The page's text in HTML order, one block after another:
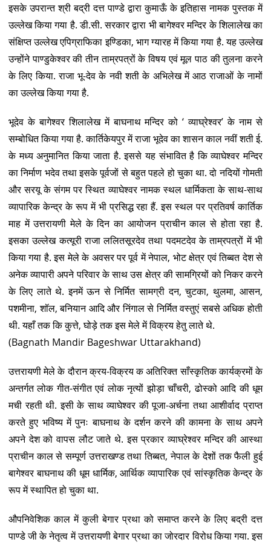
इसके उपरान्त श्री बद्री दत्त पाण्डे द्वारा कुमाऊँ के इतिहास नामक पुस्तक में
उल्लेख किया गया है. डी.सी. सरकार द्वारा भी बागेश्वर मन्दिर के शिलालेख का
संक्षिप्त उल्लेख एपिग्राफिका इण्डिका, भाग ग्यारह में किया गया है. यह उल्लेख
उन्होंने पाण्डुकेश्वर की तीन ताम्रपत्रों के विषय एवं मूल पाठ की तुलना करने
के लिए किया. राजा भू-देव के नवी शती के अभिलेख में आठ राजाओं के नामों
का उल्लेख किया गया है.
भूदेव के बागेश्वर शिलालेख में बाघनाथ मन्दिर को ‘ व्याघ्रेश्वर’ के नाम से
सम्बोधित किया गया है. कार्तिकेयपुर में राजा भूदेव का शासन काल नवीं शती ई.
के मध्य अनुमानित किया जाता है. इससे यह संभावित है कि व्याघेश्वर मन्दिर
का निर्माण भदेव तथा इसके पूर्वजों से बहुत पहले हो चुका था. दो नदियों गोमती
और सरयू के संगम पर स्थित व्याघेश्वर नामक स्थल धार्मिकता के साथ-साथ
व्यापारिक केन्द्र के रूप में भी प्रसिद्ध रहा हैं. इस स्थल पर प्रतिवर्ष कार्तिक
माह में उत्तरायणी मेले के दिन का आयोजन प्राचीन काल से होता रहा है.
इसका उल्लेख कत्यूरी राजा ललितसूरदेव तथा पदमटदेव के ताम्रपत्रों में भी
किया गया है. इस मेले के अवसर पर पूर्व में नेपाल, भोट क्षेत्र एवं तिब्बत देश से
अनेक व्यापारी अपने परिवार के साथ उस क्षेत्र की सामग्रियों को निकर करने
के लिए लाते थे. इनमें ऊन से निर्मित सामग्री दन, चुटका, थुलमा, आसन,
पशमीना, शॉल, बनियान आदि और निंगाल से निर्मित वस्तुएं सबसे अधिक होती
थी. यहाँ तक कि कुत्ते, घोड़े तक इस मेले में विक्रय हेतु लाते थे.
(Bagnath Mandir Bageshwar Uttarakhand)
उत्तरायणी मेले के दौरान क्रय-विक्रय क अतिरिक्त साँस्कृतिक कार्यक्रमों के
अन्तर्गत लोक गीत-संगीत एवं लोक नृत्यों झोड़ा चाँचरी, ढोस्को आदि की धूम
मची रहती थी. इसी के साथ व्याघेश्वर की पूजा-अर्चना तथा आशीर्वाद प्राप्त
करते हुए भविष्य में पुनः बाघनाथ के दर्शन करने की कामना के साथ अपने
अपने देश को वापस लौट जाते थे. इस प्रकार व्याघ्रेश्वर मन्दिर की आस्था
प्राचीन काल से सम्पूर्ण उत्तराखण्ड तथा तिब्बत, नेपाल के देशों तक फैली हुई
बागेश्वर बाघनाथ की धूम धार्मिक, आर्थिक व्यापारिक एवं सांस्कृतिक केन्द्र के
रूप में स्थापित हो चुका था.
औपनिवेशिक काल में कुली बेगार प्रथा को समाप्त करने के लिए बद्री दत्त
पाण्डे जी के नेतृत्व में उत्तरायणी बेगार प्रथा का जोरदार विरोध किया गया. इस